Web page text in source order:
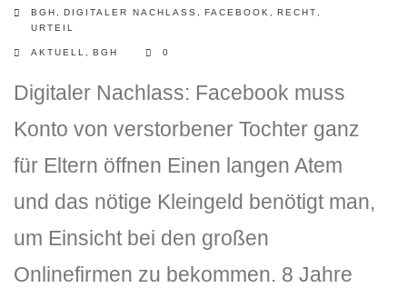
DLH Stick – Sicherheitskonzept
Videoanleitung und Manual
Versionsinformationen
BGH DIGITALER NACHLASS FACEBOOK RECHT
URTEIL
AKTUELL BGH 0
Digitaler Nachlass: Facebook muss
Konto von verstorbener Tochter ganz
für Eltern öffnen Einen langen Atem
und das nötige Kleingeld benötigt man,
um Einsicht bei den großen
Onlinefirmen zu bekommen. 8 Jahre